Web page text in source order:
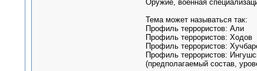
Оружие, военная
Тема может называться так:
Профиль террористов: Али
Профиль террористов: Ходов
Профиль террористов:
Профиль террористов:
(предполагаемый состав,